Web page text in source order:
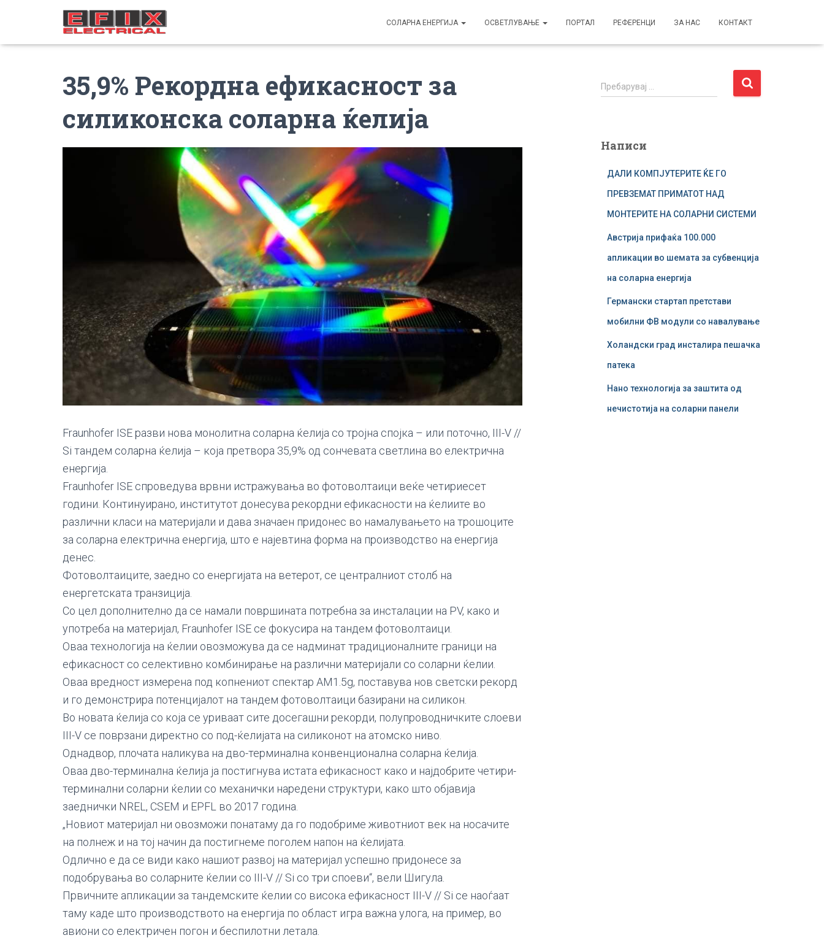
СОЛАРНА ЕНЕРГИЈА ОСВЕТЛУВАЊЕ ПОРТАЛ РЕФЕРЕНЦИ ЗА НАС КОНТАКТ
35,9% Рекордна ефикасност за
силиконска соларна ќелија
Fraunhofer ISE разви нова монолитна соларна ќелија со тројна спојка – или поточно, III-V //
Si тандем соларна ќелија – која претвора 35,9% од сончевата светлина во електрична
енергија.
Fraunhofer ISE спроведува врвни истражувања во фотоволтаици веќе четириесет
години. Континуирано, институтот донесува рекордни ефикасности на ќелиите во
различни класи на материјали и дава значаен придонес во намалувањето на трошоците
за соларна електрична енергија, што е најевтина форма на производство на енергија
денес.
Фотоволтаиците, заедно со енергијата на ветерот, се централниот столб на
енергетската транзиција.
Со цел дополнително да се намали површината потребна за инсталации на PV, како и
употреба на материјал, Fraunhofer ISE се фокусира на тандем фотоволтаици.
Оваа технологија на ќелии овозможува да се надминат традиционалните граници на
ефикасност со селективно комбинирање на различни материјали со соларни ќелии.
Оваа вредност измерена под копнениот спектар AM1.5g, поставува нов светски рекорд
и го демонстрира потенцијалот на тандем фотоволтаици базирани на силикон.
Во новата ќелија со која се уриваат сите досегашни рекорди, полупроводничките слоеви
III-V се поврзани директно со под-ќелијата на силиконот на атомско ниво.
Однадвор, плочата наликува на дво-терминална конвенционална соларна ќелија.
Оваа дво-терминална ќелија ја постигнува истата ефикасност како и најдобрите четири-
терминални соларни ќелии со механички наредени структури, како што објавија
заеднички NREL, CSEM и EPFL во 2017 година.
„Новиот материјал ни овозможи понатаму да го подобриме животниот век на носачите
на полнеж и на тој начин да постигнеме поголем напон на ќелијата.
Одлично е да се види како нашиот развој на материјал успешно придонесе за
подобрувања во соларните ќелии со III-V // Si со три споеви“, вели Шигула.
Првичните апликации за тандемските ќелии со висока ефикасност III-V // Si се наоѓаат
таму каде што производството на енергија по област игра важна улога, на пример, во
авиони со електричен погон и беспилотни летала.
П
р
р
Пребарувај …
Написи
ДАЛИ КОМПЈУТЕРИТЕ ЌЕ ГО
ПРЕВЗЕМАТ ПРИМАТОТ НАД
МОНТЕРИТЕ НА СОЛАРНИ СИСТЕМИ
Австрија прифаќа 100.000
апликации во шемата за субвенција
на соларна енергија
Германски стартап претстави
мобилни ФВ модули со навалување
Холандски град инсталира пешачка
патека
Нано технологија за заштита од
нечистотија на соларни панели